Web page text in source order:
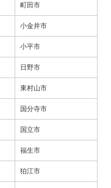
町田市
小金井市
小平市
日野市
東村山市
国分寺市
国立市
福生市
狛江市